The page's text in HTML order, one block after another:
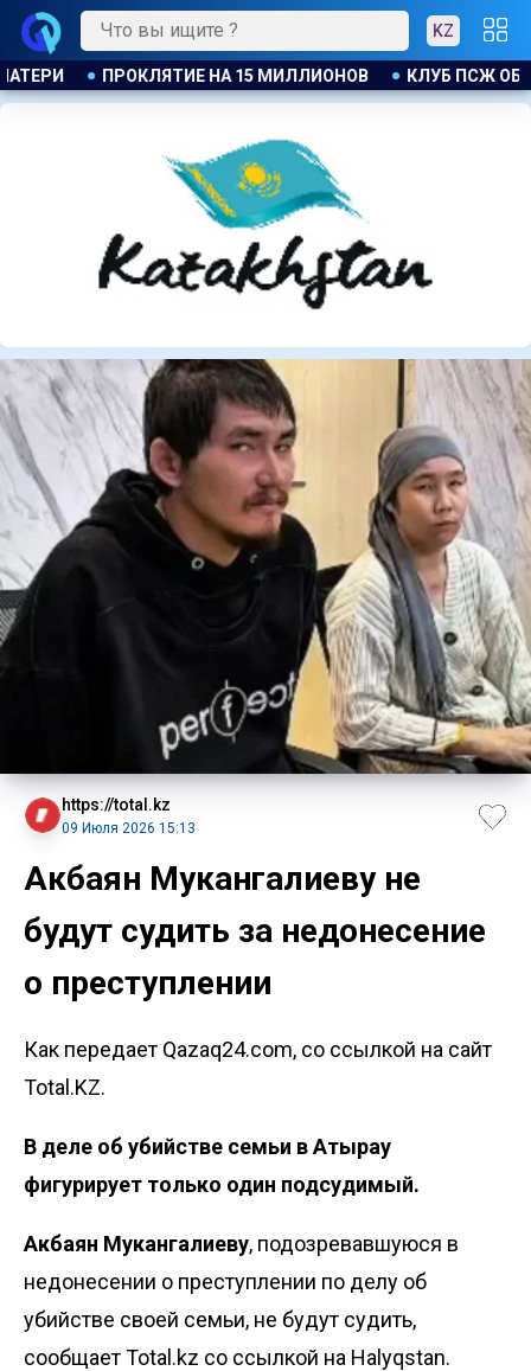
KZ
ОБЪЯВИЛ ОБ ОТКРЫТИИ СВОЕЙ ФУТБОЛЬНОЙ АКАДЕМИИ В
https://total.kz
09 Июля 2026 15:13
Акбаян Мукангалиеву не
будут судить за недонесение
о преступлении
Как передает Qazaq24.com, со ссылкой на сайт
Total.KZ.
В деле об убийстве семьи в Атырау
фигурирует только один подсудимый.
Акбаян Мукангалиеву, подозревавшуюся в
недонесении о преступлении по делу об
убийстве своей семьи, не будут судить,
сообщает Total.kz со ссылкой на Halyqstan.